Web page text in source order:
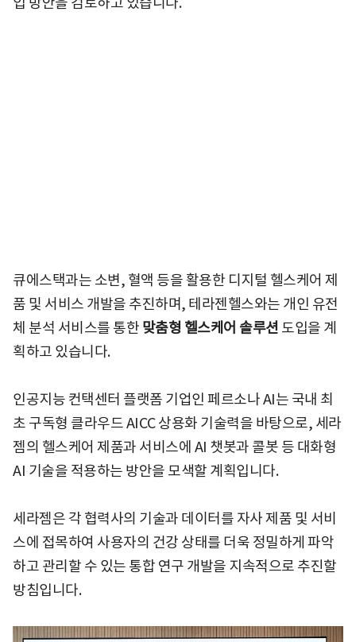
큐에스택과는 소변, 혈액 등을 활용한 디지털 헬스케어 제
품 및 서비스 개발을 추진하며, 테라젠헬스와는 개인 유전
체 분석 서비스를 통한 맞춤형 헬스케어 솔루션 도입을 계
획하고 있습니다.
인공지능 컨택센터 플랫폼 기업인 페르소나 AI는 국내 최
초 구독형 클라우드 AICC 상용화 기술력을 바탕으로, 세라
젬의 헬스케어 제품과 서비스에 AI 챗봇과 콜봇 등 대화형
AI 기술을 적용하는 방안을 모색할 계획입니다.
세라젬은 각 협력사의 기술과 데이터를 자사 제품 및 서비
스에 접목하여 사용자의 건강 상태를 더욱 정밀하게 파악
하고 관리할 수 있는 통합 연구 개발을 지속적으로 추진할
방침입니다.